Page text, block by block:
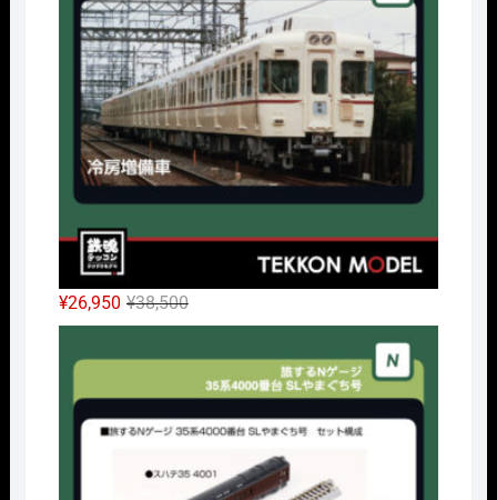
¥14,300
で
し
た。
は
¥10,010
で
す。
¥38,500元
の
価
¥38,500
し
¥26,950
現
在
の
は
で